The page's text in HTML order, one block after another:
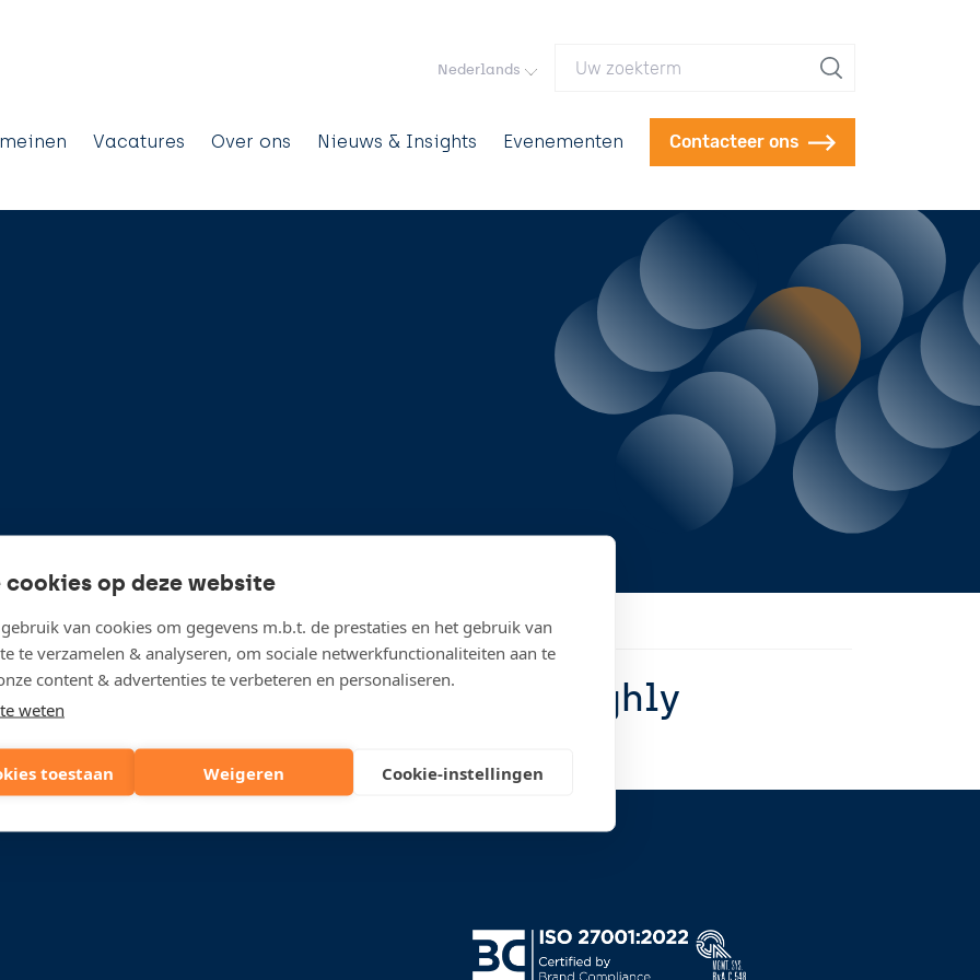
cookies op deze website
van cookies om gegevens m.b.t. de prestaties en het gebruik van
te verzamelen & analyseren, om sociale netwerkfunctionaliteiten aan te
content & advertenties te verbeteren en personaliseren.
weten
toestaan Weigeren Cookie-instellingen
Nederlands
Vacatures Over ons Nieuws & Insights Evenementen Contacteer ons
Tax Law (Corporate tax) - "Highly
Recommended" (2026)